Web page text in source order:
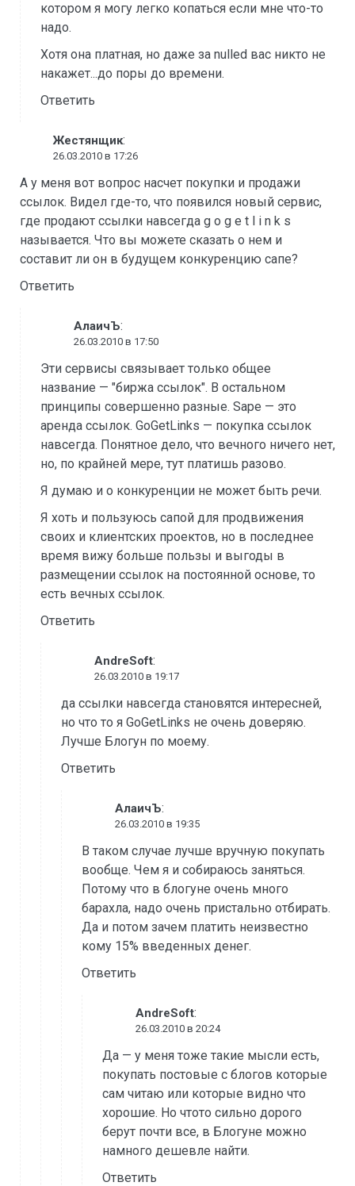
котором я могу легко копаться если мне что-то
надо.
Хотя она платная, но даже за nulled вас никто не
накажет...до поры до времени.
Ответить
Жестянщик:
26.03.2010 в 17:26
А у меня вот вопрос насчет покупки и продажи
ссылок. Видел где-то, что появился новый сервис,
где продают ссылки навсегда g o g e t l i n k s
называется. Что вы можете сказать о нем и
составит ли он в будущем конкуренцию сапе?
Ответить
АлаичЪ:
26.03.2010 в 17:50
Эти сервисы связывает только общее
название — "биржа ссылок". В остальном
принципы совершенно разные. Sape — это
аренда ссылок. GoGetLinks — покупка ссылок
навсегда. Понятное дело, что вечного ничего нет,
но, по крайней мере, тут платишь разово.
Я думаю и о конкуренции не может быть речи.
Я хоть и пользуюсь сапой для продвижения
своих и клиентских проектов, но в последнее
время вижу больше пользы и выгоды в
размещении ссылок на постоянной основе, то
есть вечных ссылок.
Ответить
AndreSoft:
26.03.2010 в 19:17
да ссылки навсегда становятся интересней,
но что то я GoGetLinks не очень доверяю.
Лучше Блогун по моему.
Ответить
АлаичЪ:
26.03.2010 в 19:35
В таком случае лучше вручную покупать
вообще. Чем я и собираюсь заняться.
Потому что в блогуне очень много
барахла, надо очень пристально отбирать.
Да и потом зачем платить неизвестно
кому 15% введенных денег.
Ответить
AndreSoft:
26.03.2010 в 20:24
Да — у меня тоже такие мысли есть,
покупать постовые с блогов которые
сам читаю или которые видно что
хорошие. Но чтото сильно дорого
берут почти все, в Блогуне можно
намного дешевле найти.
Ответить